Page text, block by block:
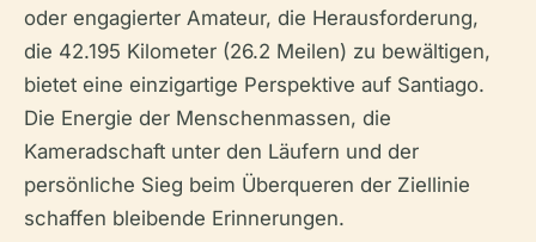
oder engagierter Amateur, die Herausforderung,
die 42.195 Kilometer (26.2 Meilen) zu bewältigen,
bietet eine einzigartige Perspektive auf Santiago.
Die Energie der Menschenmassen, die
Kameradschaft unter den Läufern und der
persönliche Sieg beim Überqueren der Ziellinie
schaffen bleibende Erinnerungen.